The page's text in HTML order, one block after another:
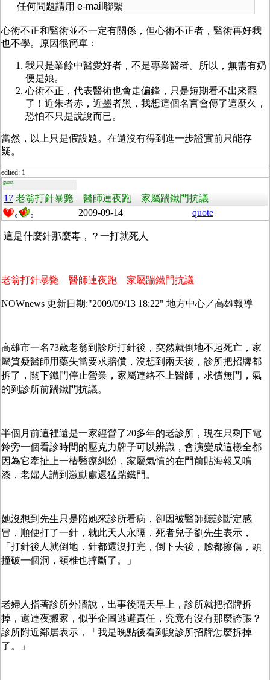
任何問題請用 e-mail聯繫
心術不正和醫術並不一定有關係，但心術不正者，醫術再好我
也不學。原因很簡單：
我只是業餘中醫愛好者，不是專業醫者。所以，無需有奶
便是娘。
心術不正，代表醫術也會走偏鋒，只是短期看不出來罷
了！近朱者赤，近墨者黑，我想這個名言會傳了這麼久，
恐怕不只是說說而已。
當然，以上只是假設題。在還沒有得到進一步證實前只能存
疑。
edited: 1
guest
17 老翁打針暴斃 醫師連夜跑 家屬踹鐵門抗議
0 0 2009-09-14 quote
這是什麼針那麼毒，？一打就死人
老翁打針暴斃 醫師連夜跑 家屬踹鐵門抗議
NOWnews 更新日期:"2009/09/13 18:22" 地方中心／高雄報導
高雄市一名73歲老翁到診所打針後，突然就倒地不起死亡，家
屬質疑醫師用藥失當要求賠償，沒想到兩天後，診所把招牌都
拆了，關下鐵門停止營業，家屬連絡不上醫師，求償無門，氣
的到診所前踹鐵門抗議。
半個月前這裡還是一家經營了20多年的老診所，現在只剩下電
鈴旁一個看診時間的壓克力牌子可以辨識，會演變成這樣全都
因為它牽扯上一樁醫療糾紛，家屬氣憤的在門前貼海報又噴
漆，老婦人講到激動處還猛踹鐵門。
她沒想到先生只是陪她來診所看病，卻因被醫師聽診斷定感
冒，順便打了一針，就此天人永隔，死者兒子劉先生表示，
「打針後人就倒地，針都還沒打完，倒下去後，臉都擦傷，頭
撞破一個洞，頸椎也摔斷了。」
老婦人指著診所外牆說，出事後隔天早上，診所就把招牌拆
掉，還連夜搬家，似乎企圖逃避責任，究竟有沒有那麼誇張？
診所附近鄰居表示，「我是晚點後看到說診所招牌怎麼拆掉
了。」